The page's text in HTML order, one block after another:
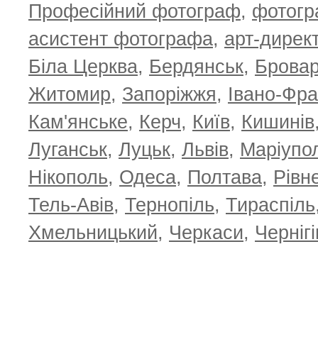
Професійний фотограф,
асистент фотографа, арт-
Біла Церква, Бердянськ,
Житомир, Запоріжжя, Івано-
Кам'янське, Керч, Київ, Кишинів
Луганськ, Луцьк, Львів,
Нікополь, Одеса, Полтава,
Тель-Авів, Тернопіль, Тираспіль
Хмельницький, Черкаси,